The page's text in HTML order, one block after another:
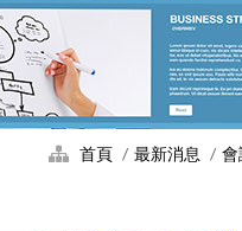
首頁 最新消息 會